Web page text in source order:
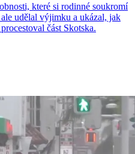
které si rodinné soukromí
udělal výjimku a ukázal, jak
část Skotska.